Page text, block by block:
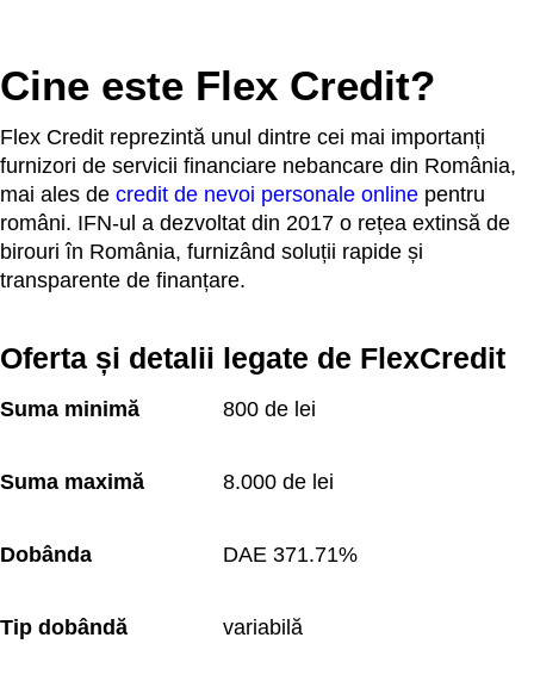
Cine este Flex Credit?
Flex Credit reprezintă unul dintre cei mai importanți
furnizori de servicii financiare nebancare din România,
mai ales de credit de nevoi personale online pentru
români. IFN-ul a dezvoltat din 2017 o rețea extinsă de
birouri în România, furnizând soluții rapide și
transparente de finanțare.
Oferta și detalii legate de FlexCredit
Suma minimă 800 de lei
Suma maximă 8.000 de lei
Dobânda DAE 371.71%
Tip dobândă variabilă